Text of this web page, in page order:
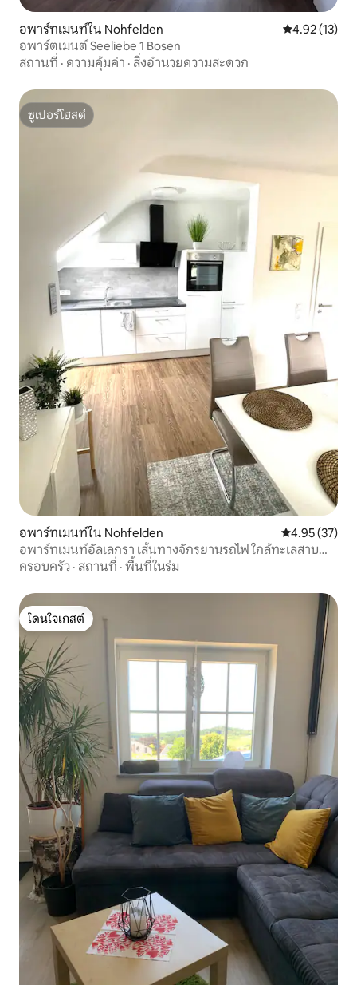
อพาร์ทเมนท์ใน Nohfelden คะแนนเฉลี่ย
4.92 (13)
อพาร์ตเมนต์ Seeliebe 1 Bosen
สถานที่ · ความคุ้มค่า · สิ่งอำนวยความสะดวก
ซูเปอร์โฮสต์
ซูเปอร์โฮสต์
อพาร์ทเมนท์ใน Nohfelden คะแนนเฉลี่ย
4.95 (37)
อพาร์ทเมนท์อัลเลกรา เส้นทางจักรยานรถไฟ ใกล้ทะเลสาบ
บอสทัล
ครอบครัว · สถานที่ · พื้นที่ในร่ม
โดนใจเกสต์
โดนใจเกสต์